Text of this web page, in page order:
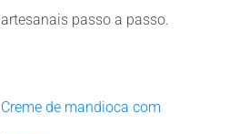
artesanais passo a passo.
Creme de mandioca com